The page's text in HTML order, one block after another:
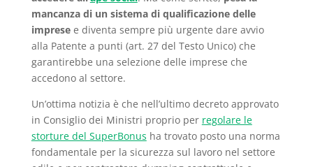
mancanza di un sistema di qualificazione delle
impresee diventa sempre più urgente dare avvio
alla Patente a punti (art. 27 del Testo Unico) che
garantirebbe una selezione delle imprese che
accedono al settore.
Un’ottima notizia è che nell’ultimo decreto approvato
in Consiglio dei Ministri proprio per regolare le
storture del SuperBonus ha trovato posto una norma
fondamentale per la sicurezza sul lavoro nel settore